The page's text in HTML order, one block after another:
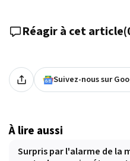
Réagir à cet article(
Suivez-nous sur
À lire aussi
Surpris par l'alarme de la